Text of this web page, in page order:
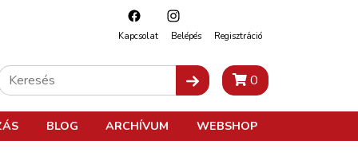
Kapcsolat Belépés Regisztráció
0
BLOG ARCHÍVUM WEBSHOP